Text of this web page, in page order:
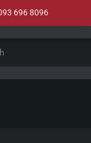
696 8096